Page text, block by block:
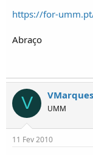
https://for-
Abraço
V VMarques
UMM
11 Fev 2010